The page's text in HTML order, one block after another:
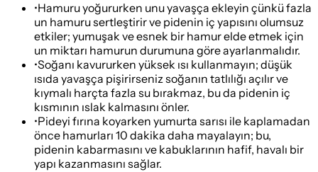
•Hamuru yoğururken unu yavaşça ekleyin çünkü fazla
un hamuru sertleştirir ve pidenin iç yapısını olumsuz
etkiler; yumuşak ve esnek bir hamur elde etmek için
un miktarı hamurun durumuna göre ayarlanmalıdır.
•Soğanı kavururken yüksek ısı kullanmayın; düşük
ısıda yavaşça pişirirseniz soğanın tatlılığı açılır ve
kıymalı harçta fazla su bırakmaz, bu da pidenin iç
kısmının ıslak kalmasını önler.
•Pideyi fırına koyarken yumurta sarısı ile kaplamadan
önce hamurları 10 dakika daha mayalayın; bu,
pidenin kabarmasını ve kabuklarının hafif, havalı bir
yapı kazanmasını sağlar.